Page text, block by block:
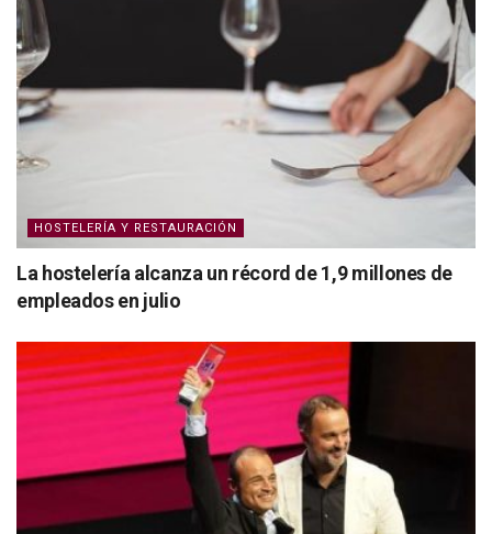
HOSTELERÍA Y RESTAURACIÓN
La hostelería alcanza un récord de 1,9 millones de
empleados en julio